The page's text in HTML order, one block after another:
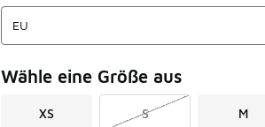
Wähle eine Größe aus
XS S M